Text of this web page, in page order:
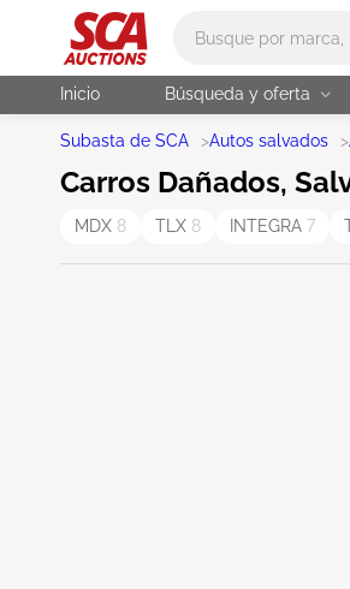
Inicio Búsqueda y oferta
Subasta de SCA >Autos salvados >
Carros Dañados,
MDX 8 TLX 8 INTEGRA 7